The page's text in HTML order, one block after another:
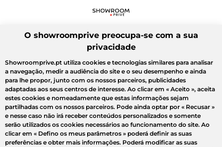
O showroomprive preocupa-se com a sua
privacidade
Showroomprive.pt utiliza cookies e tecnologias similares para analisar
a navegação, medir a audiência do site e o seu desempenho e ainda
para lhe propor, junto com os nossos parceiros, publicidades
adaptadas aos seus centros de interesse. Ao clicar em « Aceito », aceita
estes cookies e nomeadamente que estas informações sejam
partilhadas com os nossos parceiros. Pode ainda optar por « Recusar »
e nesse caso não irá receber conteúdos personalizados e somente
serão utilizados os cookies necessários ao funcionamento do site. Ao
clicar em « Defino os meus parâmetros » poderá definir as suas
preferências e obter mais informações. Poderá modificar as suas